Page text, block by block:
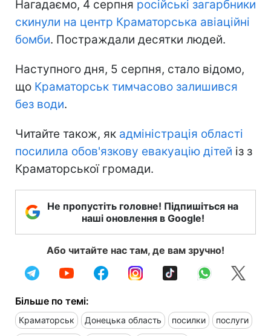
Нагадаємо, 4 серпня російські загарбники
скинули на центр Краматорська авіаційні
бомби. Постраждали десятки людей.
Наступного дня, 5 серпня, стало відомо,
що Краматорськ тимчасово залишився
без води.
Читайте також, як адміністрація області
посилила обов'язкову евакуацію дітей із з
Краматорської громади.
Не пропустіть головне! Підпишіться на
наші оновлення в Google!
Або читайте нас там, де вам зручно!
Більше по темі:
Краматорськ Донецька область посилки послуги